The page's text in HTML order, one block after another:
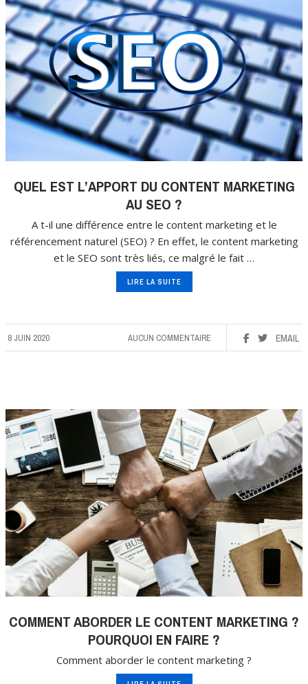
QUEL EST L’APPORT DU CONTENT MARKETING
AU SEO ?
A t-il une différence entre le content marketing et le
référencement naturel (SEO) ? En effet, le content marketing
et le SEO sont très liés, ce malgré le fait …
LIRE LA SUITE
8 JUIN 2020 EMAIL
AUCUN COMMENTAIRE
COMMENT ABORDER LE CONTENT MARKETING ?
POURQUOI EN FAIRE ?
Comment aborder le content marketing ?